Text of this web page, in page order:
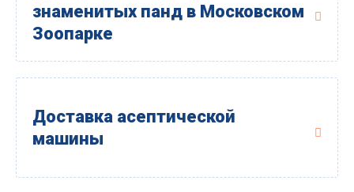
знаменитых панд в Московском
Зоопарке
Доставка асептической
машины